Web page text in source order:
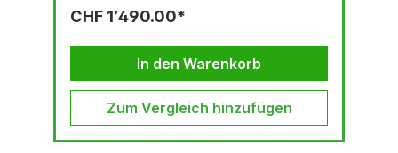
Möglichkeit zur kontinuierlichen Einstellung des
bewältigt das sog. FACING – die
Kantenbearbeitung unter einem Winkel von 0° zu
Zwecken der Beseitigung unerwünschter
einzigartige Mechanismus der Gradskala zur
Einstellung...
CHF 1’490.00*
In den Warenkorb
Zum Vergleich hinzufügen